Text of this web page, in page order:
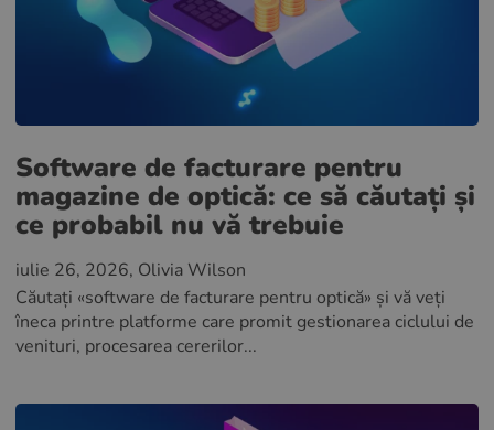
Software de facturare pentru
magazine de optică: ce să căutați și
ce probabil nu vă trebuie
iulie 26, 2026, Olivia Wilson
Căutați «software de facturare pentru optică» și vă veți
îneca printre platforme care promit gestionarea ciclului de
venituri, procesarea cererilor...